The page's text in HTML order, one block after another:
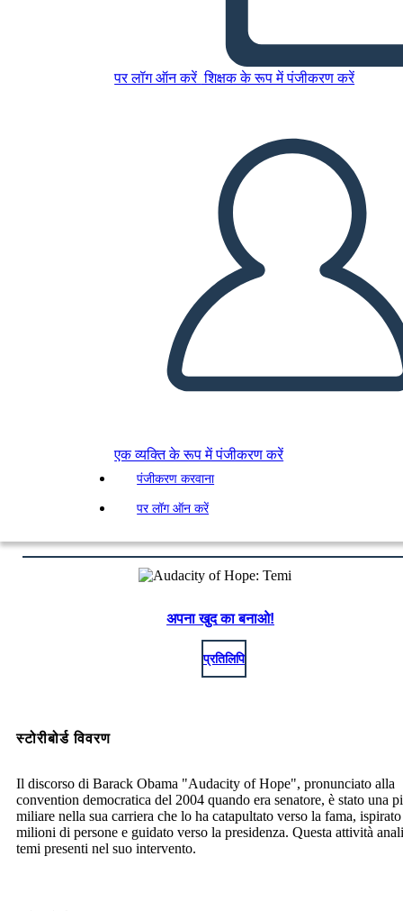
पर लॉग ऑन करें शिक्षक के रूप में पंजीकरण करें
एक व्यक्ति के रूप में पंजीकरण करें
पंजीकरण करवाना
पर लॉग ऑन करें
इस स्टोरीबोर्ड को कॉपी करें
स्टोरीबोर्ड बनाएं
मुझे पढ़कर सुनाओ
अपना खुद का बनाओ!
प्रतिलिपि
स्टोरीबोर्ड विवरण
Il discorso di Barack Obama "Audacity of Hope", pronunciato alla
convention democratica del 2004 quando era senatore, è stato una
miliare nella sua carriera che lo ha catapultato verso la fama, ispirato
milioni di persone e guidato verso la presidenza. Questa attività
temi presenti nel suo intervento.